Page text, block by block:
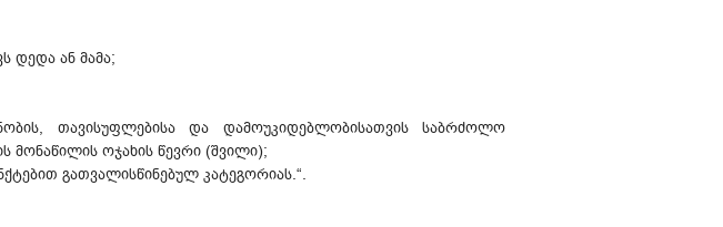
დედა ან მამა;
თავისუფლებისა და დამოუკიდებლობისათვის საბრძოლო
მონაწილის ოჯახის წევრი (შვილი);
გათვალისწინებულ კატეგორიას.“.